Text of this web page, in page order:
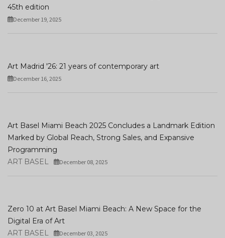
45th edition
December 19, 2025
Art Madrid '26: 21 years of contemporary art
December 16, 2025
Art Basel Miami Beach 2025 Concludes a Landmark Edition
Marked by Global Reach, Strong Sales, and Expansive
Programming
ART BASEL
December 08, 2025
Zero 10 at Art Basel Miami Beach: A New Space for the
Digital Era of Art
ART BASEL
December 03, 2025